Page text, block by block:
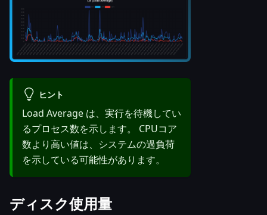
ヒント
Load Average は、実行を待機してい
るプロセス数を示します。 CPUコア
数より高い値は、システムの過負荷
を示している可能性があります。
ディスク使用量